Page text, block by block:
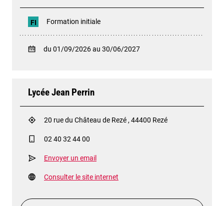
FI Formation initiale
du 01/09/2026 au 30/06/2027
Lycée Jean Perrin
20 rue du Château de Rezé , 44400 Rezé
02 40 32 44 00
Envoyer un email
Consulter le site internet